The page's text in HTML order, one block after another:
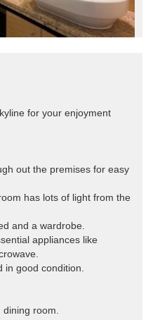
for your enjoyment
out the premises for easy
has lots of light from the
and a wardrobe.
appliances like
in good condition.
dining room.